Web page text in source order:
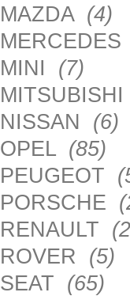
MAZDA (4)
MERCEDES
MINI (7)
MITSUBISHI
NISSAN (6)
OPEL (85)
PEUGEOT
PORSCHE
RENAULT
ROVER (5)
SEAT (65)